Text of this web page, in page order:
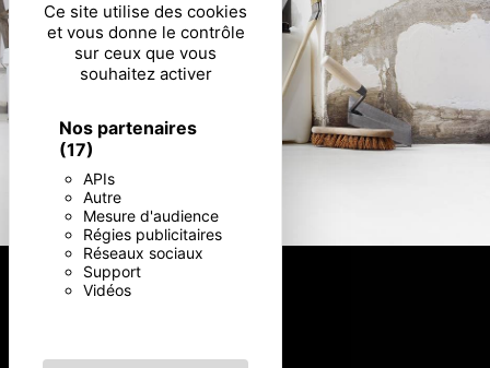
Ce site utilise des cookies
et vous donne le contrôle
sur ceux que vous
souhaitez activer
Nos partenaires
(17)
APIs
Autre
Mesure d'audience
Régies publicitaires
Réseaux sociaux
Support
Vidéos